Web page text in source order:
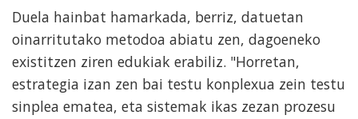
Duela hainbat hamarkada, berriz, datuetan
oinarritutako metodoa abiatu zen, dagoeneko
existitzen ziren edukiak erabiliz. "Horretan,
estrategia izan zen bai testu konplexua zein testu
sinplea ematea, eta sistemak ikas zezan prozesu